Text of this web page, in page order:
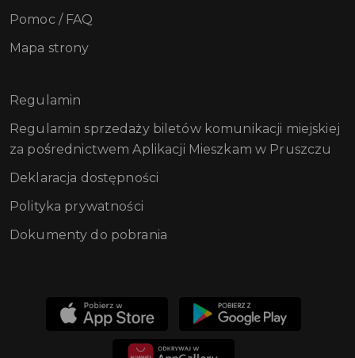
Pomoc / FAQ
Mapa strony
Regulamin
Regulamin sprzedaży biletów komunikacji miejskiej
za pośrednictwem Aplikacji Mieszkam w Pruszczu
Deklaracja dostępności
Polityka prywatności
Dokumenty do pobrania